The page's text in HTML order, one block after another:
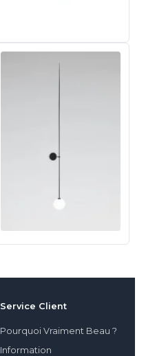
Service Client
Pourquoi Vraiment Beau ?
Information